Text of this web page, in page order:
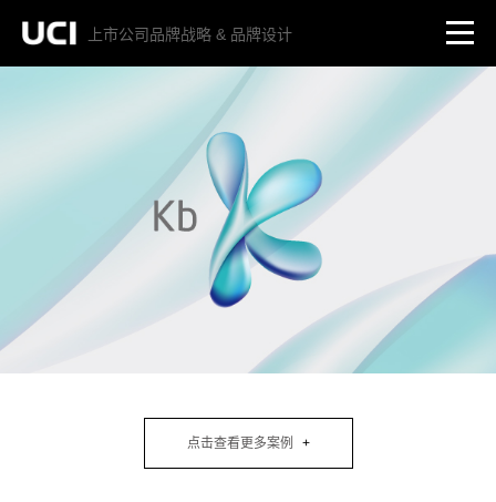
上市公司品牌战略 & 品牌设计
点击查看更多案例